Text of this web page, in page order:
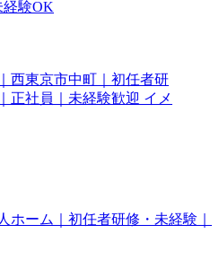
経験OK
ホーム｜初任者研修・未経験｜